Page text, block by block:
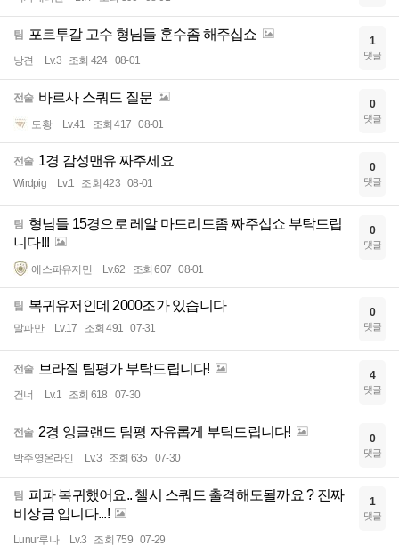
팀 포르투갈 고수 형님들 훈수좀 해주십쇼
낭견 Lv.3 조회 424 08-01
1
댓글
전술 바르사 스쿼드 질문
도황 Lv.41 조회 417 08-01
0
댓글
전술 1경 감성맨유 짜주세요
Wirdpig Lv.1 조회 423 08-01
0
댓글
팀 형님들 15경으로 레알 마드리드좀 짜주십쇼 부탁드립
니다!!!
에스파유지민 Lv.62 조회 607 08-01
0
댓글
팀 복귀유저인데 2000조가 있습니다
말파만 Lv.17 조회 491 07-31
0
댓글
전술 브라질 팀평가 부탁드립니다!
건너 Lv.1 조회 618 07-30
4
댓글
전술 2경 잉글랜드 팀평 자유롭게 부탁드립니다!
박주영온라인 Lv.3 조회 635 07-30
0
댓글
팀 피파 복귀했어요.. 첼시 스쿼드 출격해도될까요 ? 진짜
비상금 입니다...!
Lunur루나 Lv.3 조회 759 07-29
1
댓글